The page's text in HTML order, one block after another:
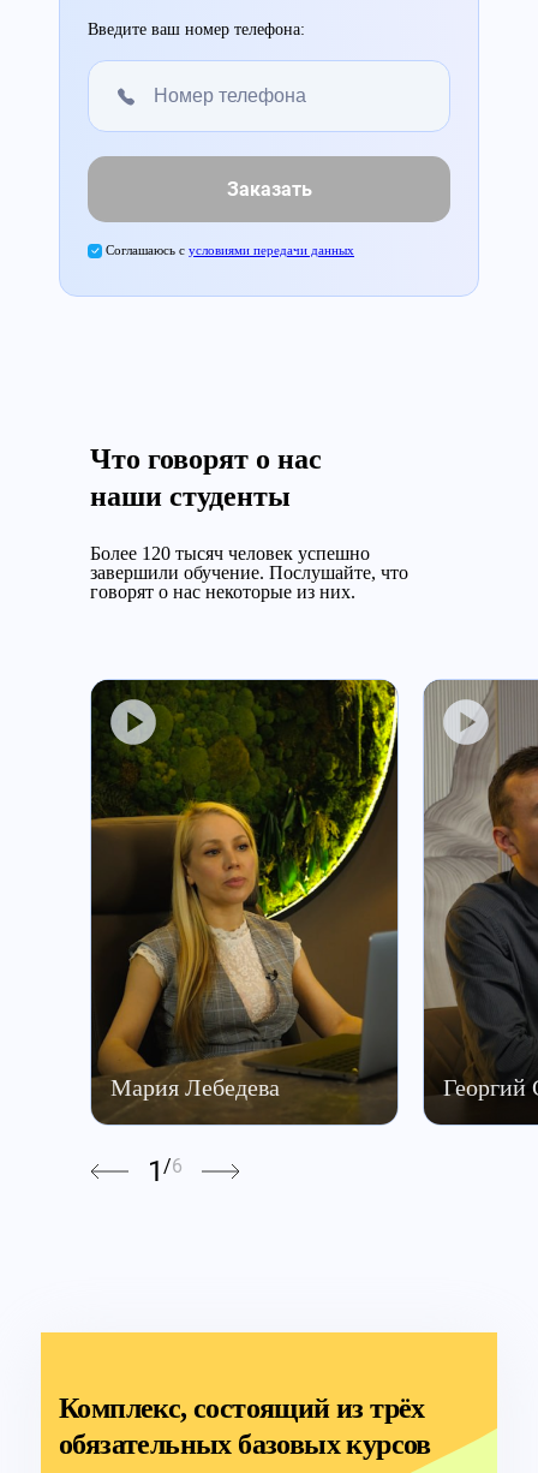
Введите ваш номер телефона:
Заказать
Соглашаюсь с условиями передачи данных
Что говорят о нас
наши студенты
Более 120 тысяч человек успешно
завершили обучение. Послушайте, что
говорят о нас некоторые из них.
Мария Лебедева Георгий
1 /6
Комплекс, состоящий из трёх
обязательных базовых курсов